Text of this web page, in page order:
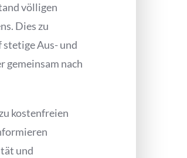
völligen
Dies zu
Aus- und
nach
kostenfreien
und